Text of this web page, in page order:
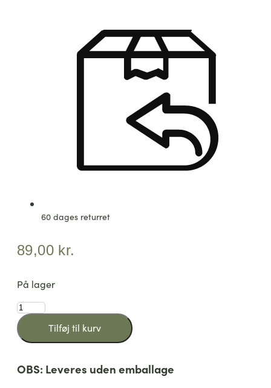
60 dages returret
89,00 kr.
På lager
ËSSENTIALS
100W
USB-
C
USB-
Tilføj til kurv
OBS: Leveres uden emballage